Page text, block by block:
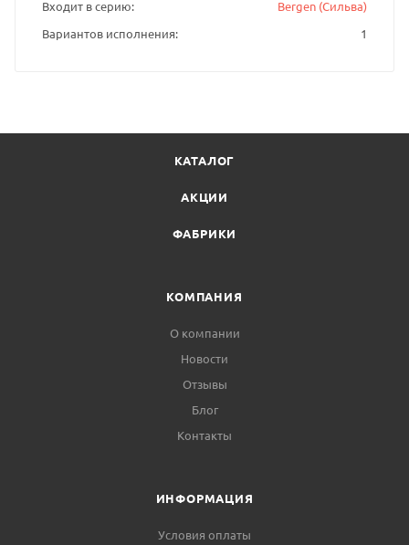
Входит в серию
Bergen (Сильва)
Вариантов исполнения
1
КАТАЛОГ
АКЦИИ
ФАБРИКИ
КОМПАНИЯ
О компании
Новости
Отзывы
Блог
Контакты
ИНФОРМАЦИЯ
Условия оплаты